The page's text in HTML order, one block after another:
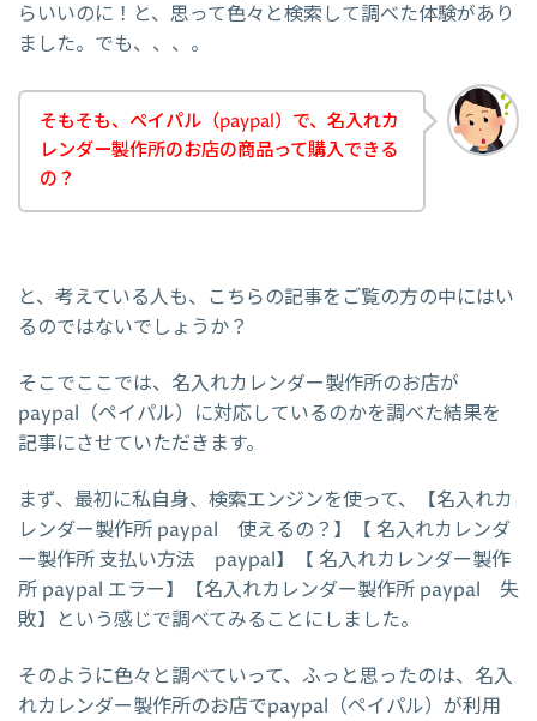
らいいのに！と、思って色々と検索して調べた体験があり
ました。でも、、、。
そもそも、ペイパル（paypal）で、名入れカ
レンダー製作所のお店の商品って購入できる
の？
と、考えている人も、こちらの記事をご覧の方の中にはい
るのではないでしょうか？
そこでここでは、名入れカレンダー製作所のお店が
paypal（ペイパル）に対応しているのかを調べた結果を
記事にさせていただきます。
まず、最初に私自身、検索エンジンを使って、【名入れカ
レンダー製作所 paypal 使えるの？】【 名入れカレンダ
ー製作所 支払い方法 paypal】【 名入れカレンダー製作
所 paypal エラー】【名入れカレンダー製作所 paypal 失
敗】という感じで調べてみることにしました。
そのように色々と調べていって、ふっと思ったのは、名入
れカレンダー製作所のお店でpaypal（ペイパル）が利用